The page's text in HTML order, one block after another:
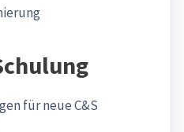
für neue C&S